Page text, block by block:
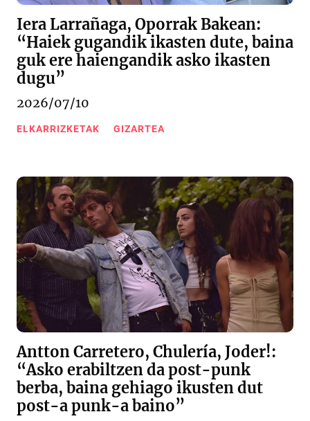
Iera Larrañaga, Oporrak Bakean:
“Haiek gugandik ikasten dute, baina
guk ere haiengandik asko ikasten
dugu”
2026/07/10
ELKARRIZKETAK GIZARTEA
Antton Carretero, Chulería, Joder!:
“Asko erabiltzen da post-punk
berba, baina gehiago ikusten dut
post-a punk-a baino”